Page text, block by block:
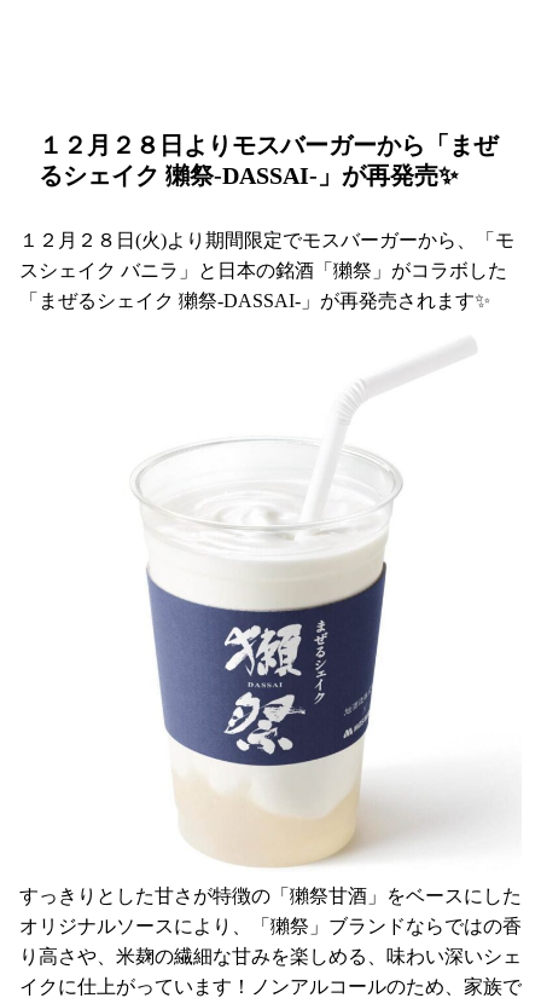
１２月２８日よりモスバーガーから「まぜ
るシェイク 獺祭-DASSAI-」が再発売✨
１２月２８日(火)より期間限定でモスバーガーから、「モ
スシェイク バニラ」と日本の銘酒「獺祭」がコラボした
「まぜるシェイク 獺祭-DASSAI-」が再発売されます✨
すっきりとした甘さが特徴の「獺祭甘酒」をベースにした
オリジナルソースにより、「獺祭」ブランドならではの香
り高さや、米麹の繊細な甘みを楽しめる、味わい深いシェ
イクに仕上がっています！ノンアルコールのため、家族で